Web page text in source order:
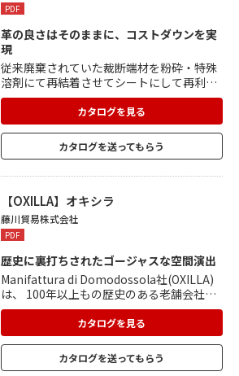
PDF
革の良さはそのままに、コストダウンを実
現
従来廃棄されていた裁断端材を粉砕・特殊
溶剤にて再結着させてシートにして再利
用。 革本来の輝き・しなやかさはそのまま
に、シート状にした事により「長さ」の制
限がなくなり、は本革と比べても 40%以上
お安くなります。 素材は 90%以上が天然の
素材を再生利用したもので全てイタリア
カタログを見る
カタログを送ってもらう
【OXILLA】オキシラ
藤川貿易株式会社
PDF
歴史に裏打ちされたゴージャスな空間演出
Manifattura di Domodossola社(OXILLA)
は、 100年以上もの歴史のある老舗会社で
す。 イタリア、フランスの超高級ブランド
のバッグやシューズ、 ベルトなどの資材を
提供してきました。同じクオリティーの 素
材を内装用マテリアルとしてご使用いただ
けます。 皮や銅線、コルクやウールなどを
カタログを見る
カタログを送ってもらう